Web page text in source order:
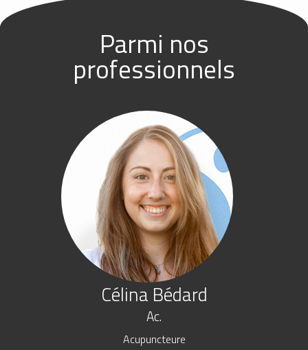
Parmi nos
professionnels
Célina Bédard
Ac.
Acupuncteure